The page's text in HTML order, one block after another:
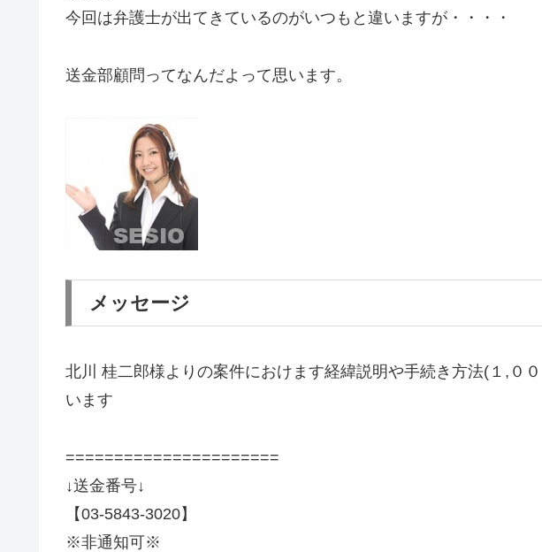
今回は弁護士が出てきているのがいつもと違いますが・・・・
送金部顧問ってなんだよって思います。
メッセージ
北川 桂二郎様よりの案件におけます経緯説明や手続き方法(１,０
います
======================
↓送金番号↓
【03-5843-3020】
※非通知可※